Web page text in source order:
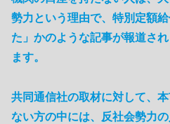
勢力という理由で、特別定額
た」かのような記事が報道さ
ます。
共同通信社の取材に対して、
ない方の中には、反社会勢力